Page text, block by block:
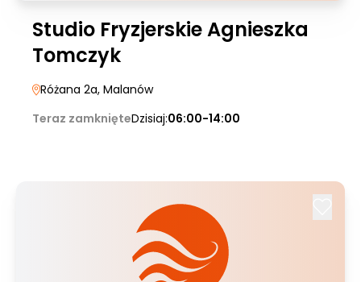
Studio Fryzjerskie Agnieszka
Tomczyk
Różana 2a, Malanów
Teraz zamknięteDzisiaj:06:00-14:00